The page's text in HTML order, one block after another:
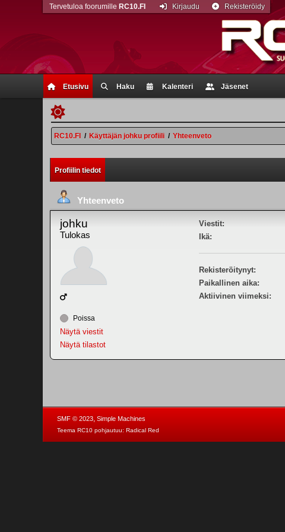
Etusivu Haku Kalenteri Jäsenet
Tervetuloa foorumille RC10.FI Kirjaudu Rekisteröidy
RC10.FI / Käyttäjän johku profiili / Yhteenveto
Profiilin tiedot
Yhteenveto
johku
Tulokas
Poissa
Näytä viestit
Näytä tilastot
Viestit:
Ikä:
Rekisteröitynyt:
Paikallinen aika:
Aktiivinen viimeksi:
SMF © 2023, Simple Machines
Teema RC10 pohjautuu: Radical Red